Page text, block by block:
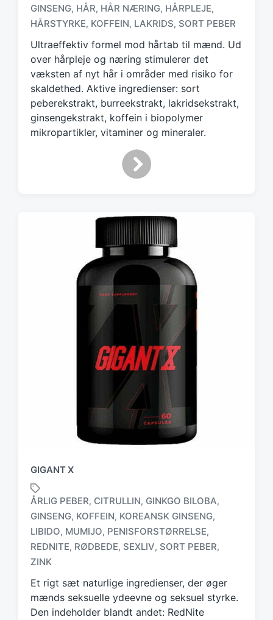
a
g
e
d
w
t
h
GINSENG, HÅR, HÅR NÆRING, HÅRPLEJE,
HÅRSTYRKE, KOFFEIN, LAKRIDS, SORT PEBER
Ultraeffektiv formel mod hårtab til mænd. Ud
over hårpleje og næring stimulerer det
væksten af nyt hår i områder med risiko for
skaldethed. Aktive ingredienser: sort
peberekstrakt, burreekstrakt, lakridsekstrakt,
ginsengekstrakt, koffein i biopolymer
mikropartikler, vitaminer og mineraler.
GIGANT X
T
a
g
e
d
w
ÅRLIG PEBER, CITRULLIN, GINKGO BILOBA,
GINSENG, KOFFEIN, KOREANSK GINSENG,
LIBIDO, MUMIJO, PENISFORSTØRRELSE,
REDNITE, RØDBEDE, SEXLIV, SORT PEBER,
ZINK
Et rigt sæt naturlige ingredienser, der øger
mænds seksuelle ydeevne og seksuel styrke.
Den indeholder blandt andet: RedNite